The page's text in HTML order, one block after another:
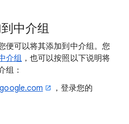
中介组
便可以将其添加到中介组。您
介组 ，也可以按照以下说明将
组：
，登录您的